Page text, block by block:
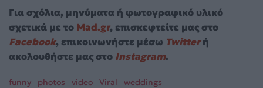
Για σχόλια, μηνύματα ή φωτογραφικό υλικό
σχετικά με το Mad.gr, επισκεφτείτε μας στο
Facebook, επικοινωνήστε μέσω Twitterή
ακολουθήστε μας στο Instagram.
funny photos video Viral weddings